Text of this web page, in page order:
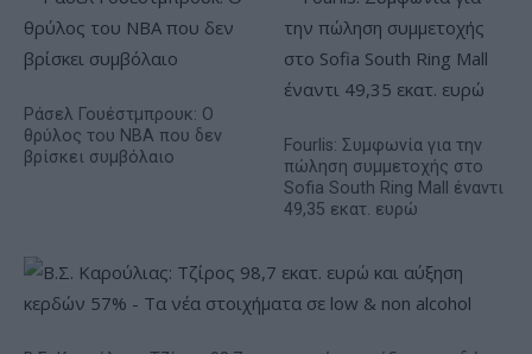
Ράσελ Γουέστμπρουκ: Ο
θρύλος του NBA που δεν
βρίσκει συμβόλαιο
Fourlis: Συμφωνία για την
πώληση συμμετοχής στο
Sofia South Ring Mall έναντι
49,35 εκατ. ευρώ